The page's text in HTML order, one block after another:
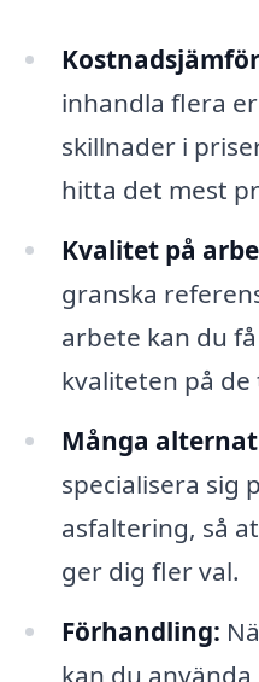
inhandla flera
skillnader i
hitta det mest
Kvalitet på
granska
arbete kan du
kvaliteten på
Många
specialisera sig
asfaltering, så
ger dig fler val.
Förhandling:
kan du